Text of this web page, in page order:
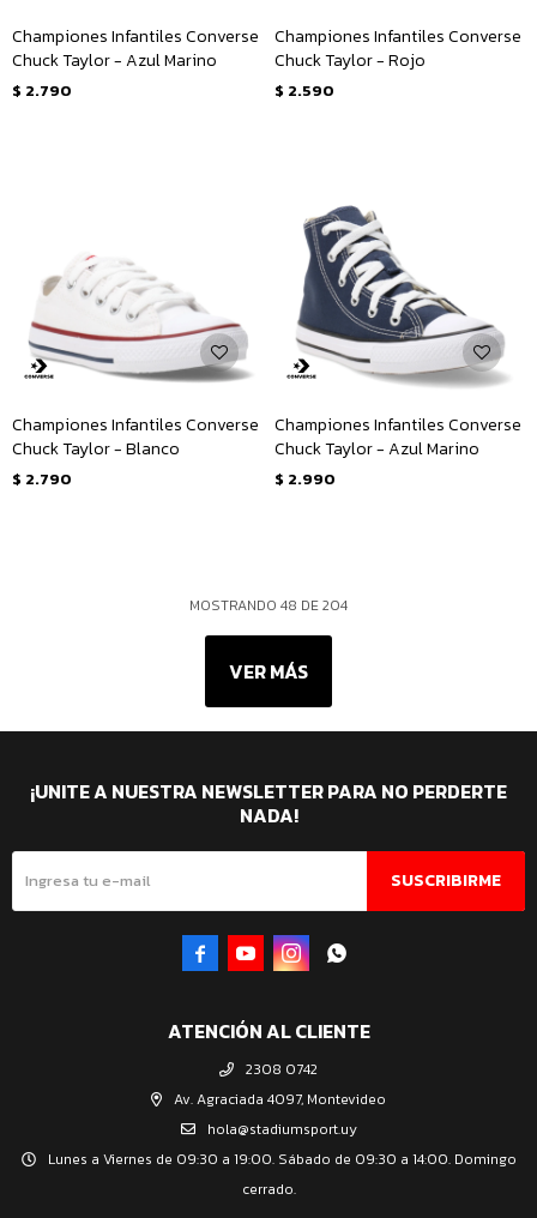
Championes Infantiles Converse
Chuck Taylor - Azul Marino
$ 2.790
Championes Infantiles Converse
Chuck Taylor - Rojo
$ 2.590
Championes Infantiles Converse
Chuck Taylor - Blanco
$ 2.790
Championes Infantiles Converse
Chuck Taylor - Azul Marino
$ 2.990
MOSTRANDO 48 DE204
VER MÁS
ATENCIÓN AL CLIENTE
2308 0742
Av. Agraciada 4097, Montevideo
hola@stadiumsport.uy
Lunes a Viernes de 09:30 a 19:00. Sábado de 09:30 a 14:00. Domingo
cerrado.
¡UNITE A NUESTRA NEWSLETTER PARA NO PERDERTE
NADA!
SUSCRIBIRME
   